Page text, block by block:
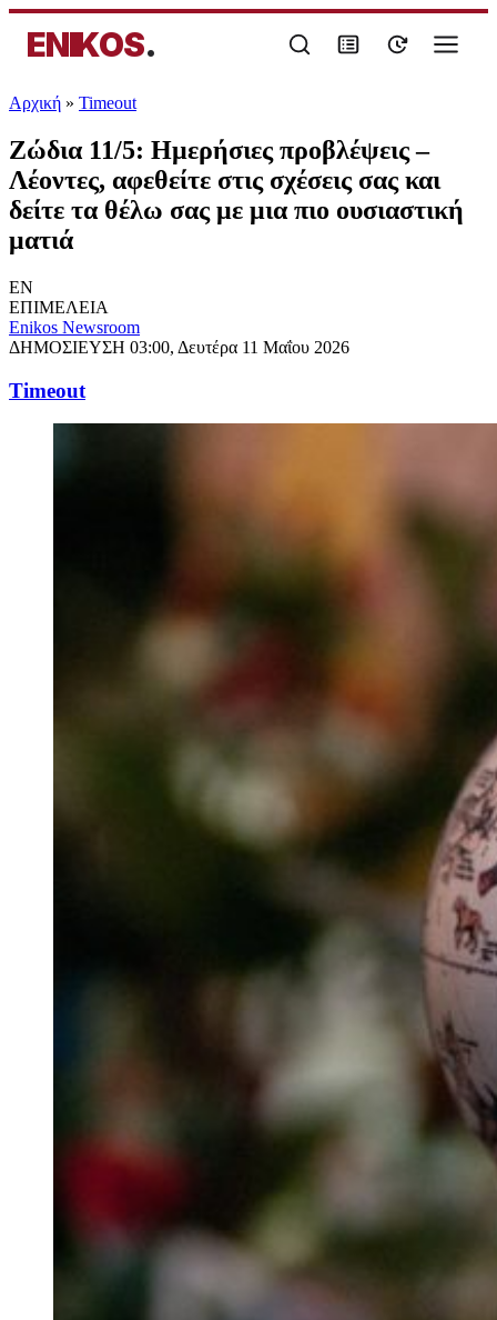
ENIKOS.
Αρχική » Timeout
Ζώδια 11/5: Ημερήσιες προβλέψεις –
Λέοντες, αφεθείτε στις σχέσεις σας και
δείτε τα θέλω σας με μια πιο ουσιαστική
ματιά
EN
ΕΠΙΜΕΛΕΙΑ
Enikos Newsroom
ΔΗΜΟΣΙΕΥΣΗ 03:00, Δευτέρα 11 Μαΐου 2026
Timeout